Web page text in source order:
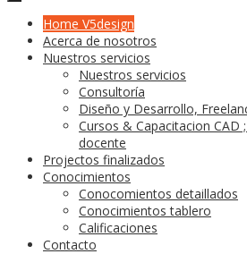
Home V5design
Acerca de nosotros
Nuestros servicios
Nuestros servicios
Consultoría
Diseño y Desarrollo,
Cursos & Capacitacion CAD
docente
Projectos finalizados
Conocimientos
Conocomientos detaillados
Conocimientos tablero
Calificaciones
Contacto